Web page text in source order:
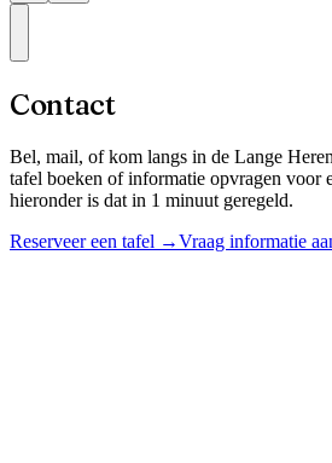
Contact
Bel, mail, of kom langs in de Lange
tafel boeken of informatie opvragen voor
hieronder is dat in 1 minuut geregeld.
Reserveer een tafel →Vraag informatie